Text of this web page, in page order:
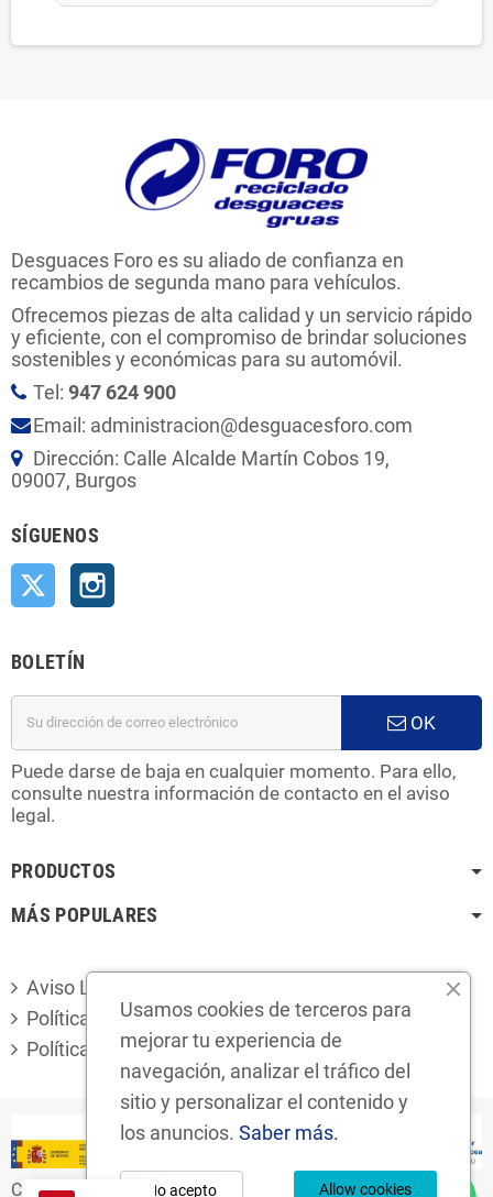
Desguaces Foro es su aliado de confianza en
recambios de segunda mano para vehículos.
Ofrecemos piezas de alta calidad y un servicio rápido
y eficiente, con el compromiso de brindar soluciones
sostenibles y económicas para su automóvil.
Tel: 947 624 900
Email: administracion@desguacesforo.com
Dirección: Calle Alcalde Martín Cobos 19,
09007, Burgos
SÍGUENOS
Twitter
BOLETÍN
OK
Puede darse de baja en cualquier momento. Para ello,
consulte nuestra información de contacto en el aviso
legal.
PRODUCTOS
MÁS POPULARES
Aviso Legal
Política de privacidad
Política de cookies
Copyright © 2024 Desguaces Foro S.L.
Usamos cookies de terceros para
mejorar tu experiencia de
navegación, analizar el tráfico del
sitio y personalizar el contenido y
los anuncios. Saber más.
Allow cookies
No acepto